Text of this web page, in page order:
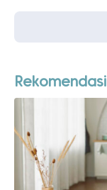
Rekomendasi